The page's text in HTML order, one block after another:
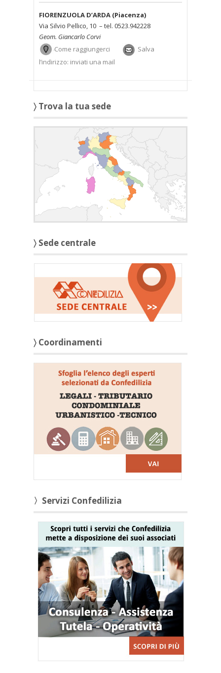
FIORENZUOLA D’ARDA (Piacenza)
Via Silvio Pellico, 10 – tel. 0523.942228
Geom. Giancarlo Corvi
Come raggiungerci
Salva
l’indirizzo: inviati una mail
〉 Trova la tua sede
〉 Sede centrale
〉 Coordinamenti
〉Servizi Confedilizia